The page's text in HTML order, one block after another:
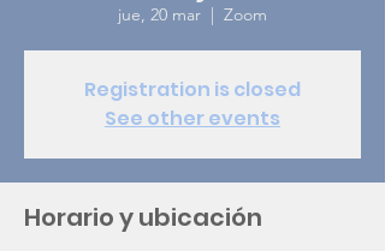
jue, 20 mar
  |
Zoom
Registration is closed
See other events
Horario y ubicación